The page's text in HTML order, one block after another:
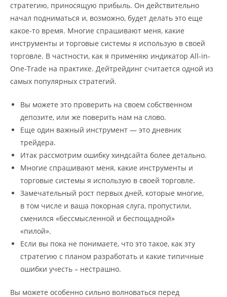
стратегию, приносящую прибыль. Он действительно
начал подниматься и, возможно, будет делать это еще
какое-то время. Многие спрашивают меня, какие
инструменты и торговые системы я использую в своей
торговле. В частности, как я применяю индикатор All-in-
One-Trade на практике. Дейтрейдинг считается одной из
самых популярных стратегий.
Вы можете это проверить на своем собственном
депозите, или же поверить нам на слово.
Еще один важный инструмент — это дневник
трейдера.
Итак рассмотрим ошибку хиндсайта более детально.
Многие спрашивают меня, какие инструменты и
торговые системы я использую в своей торговле.
Замечательный рост первых дней, которые многие,
в том числе и ваша покорная слуга, пропустили,
сменился «бессмысленной и беспощадной»
«пилой».
Если вы пока не понимаете, что это такое, как эту
стратегию с планом разработать и какие типичные
ошибки учесть – нестрашно.
Вы можете особенно сильно волноваться перед